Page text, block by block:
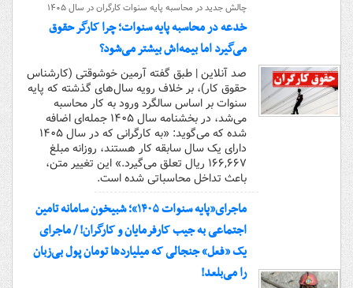
چالش جدید در محاسبه پایه سنوات کارگران در سال ۱۴۰۵
خدعه در محاسبه پایه سنوات؛ چرا کارگر حقوق
می‌گیرد اما بیمه‌اش بیشتر می‌شود؟
صد آنلاین | طبق گفته آرمین خوشوقتی (کارشناس
حقوق کار)، بر خلاف رویه سال‌های گذشته که پایه
سنوات بر اساس سالگرد ورود به کار محاسبه
می‌شد، در بخشنامه سال ۱۴۰۵ جمله‌ای اضافه
شده که می‌گوید: «به کارگرانی که در سال ۱۴۰۵
دارای یک سال سابقه کار هستند، روزانه مبلغ
۱۶۶,۶۶۷ ریال تعلق می‌گیرد.» این تغییر متن،
باعث تداخل محاسباتی شده است.
ماجرای«پایه سنوات ۱۴۰۵»؛ شبیخون سامانه تامین
اجتماعی به جیب کارفرمایان و کارگران! / ماجرای
یک «فعل» جنجالی که میلیاردها تومان پول بی‌زبان
را می‌بلعد!